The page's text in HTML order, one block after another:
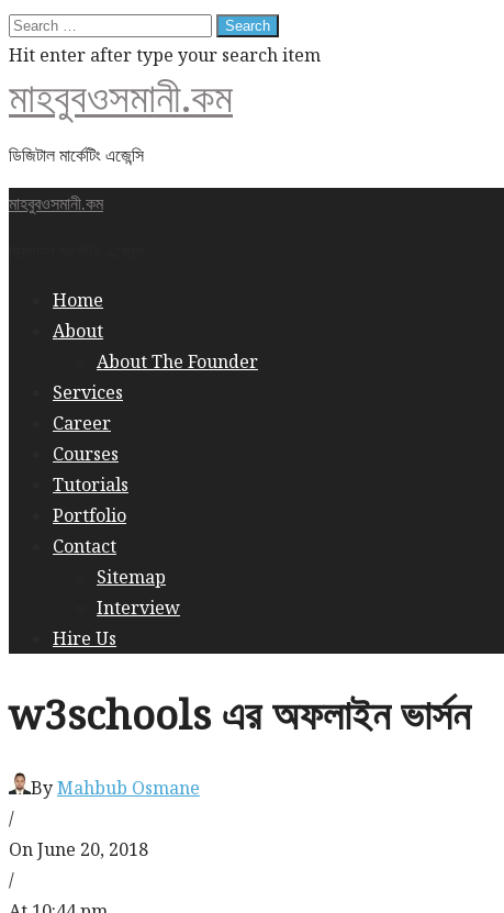
Search
for:
Hit enter after type your search item
মাহবুবওসমানী.কম
ডিজিটাল মার্কেটিং এজেন্সি
মাহবুবওসমানী.কম
Home
About
About The Founder
Services
Career
Courses
Tutorials
Portfolio
Contact
Sitemap
Interview
Hire Us
w3schools এর অফলাইন ভার্সন
ByMahbub Osmane
/
On June 20, 2018
/